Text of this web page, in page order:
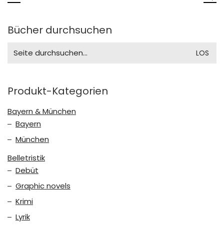
Bücher durchsuchen
for:
Produkt-Kategorien
Bayern & München
Bayern
München
Belletristik
Debüt
Graphic novels
Krimi
Lyrik